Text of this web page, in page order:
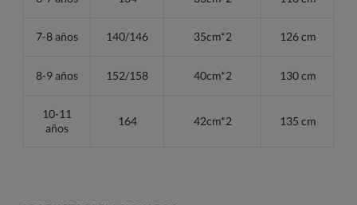
7-8 años 140/146 35cm*2 126 cm
8-9 años 152/158 40cm*2 130 cm
10-11
años
164 42cm*2 135 cm